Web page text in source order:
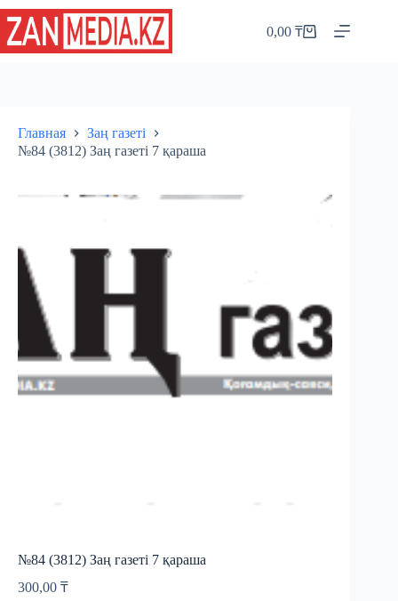
Перейти
сути
Корзина
0,00₸
Главная
Заң газеті
№84 (3812) Заң газеті 7 қараша
№84 (3812) Заң газеті 7 қараша
300,00 ₸